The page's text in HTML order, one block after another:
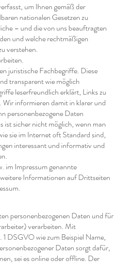
um Ihnen gemäß der
nationalen Gesetzen zu
– und die von uns beauftragten
und welche rechtmäßigen
verstehen.
juristische Fachbegriffe. Diese
transparent wie möglich
leserfreundlich erklärt, Links zu
informieren damit in klarer und
personenbezogene Daten
ist sicher nicht möglich, wenn man
sie im Internet oft Standard sind,
interessant und informativ und
im Impressum genannte
Informationen auf Drittseiten
personenbezogenen Daten und für
verarbeiten. Mit
DSGVO wie zum Beispiel Name,
Daten sorgt dafür,
sei es online oder offline. Der